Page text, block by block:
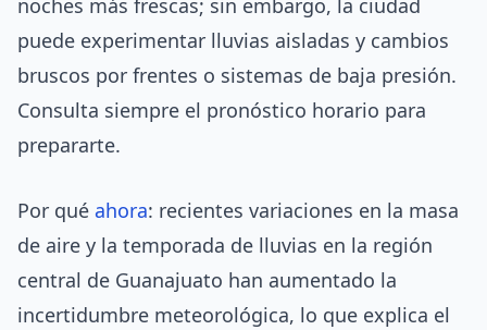
noches más frescas; sin embargo, la ciudad
puede experimentar lluvias aisladas y cambios
bruscos por frentes o sistemas de baja presión.
Consulta siempre el pronóstico horario para
prepararte.
Por qué ahora: recientes variaciones en la masa
de aire y la temporada de lluvias en la región
central de Guanajuato han aumentado la
incertidumbre meteorológica, lo que explica el